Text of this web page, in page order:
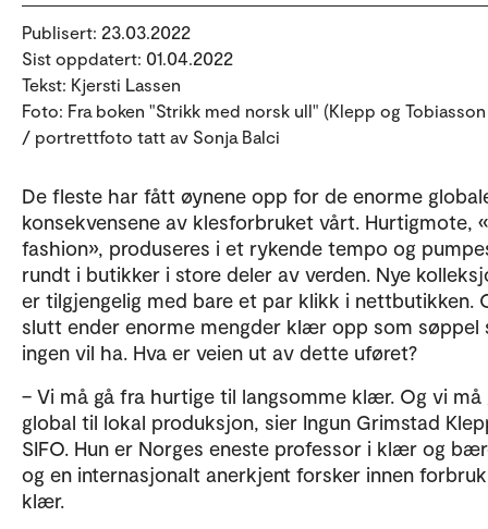
Publisert: 23.03.2022
Sist oppdatert: 01.04.2022
Tekst: Kjersti Lassen
Foto: Fra boken "Strikk med norsk ull" (Klepp og Tobiasson
/ portrettfoto tatt av Sonja Balci
De fleste har fått øynene opp for de enorme
konsekvensene av klesforbruket vårt. Hurtigmote,
fashion», produseres i et rykende tempo og
rundt i butikker i store deler av verden. Nye
er tilgjengelig med bare et par klikk i nettbutikken.
slutt ender enorme mengder klær opp som søppel
ingen vil ha. Hva er veien ut av dette uføret?
– Vi må gå fra hurtige til langsomme klær. Og vi må
global til lokal produksjon, sier Ingun Grimstad
SIFO. Hun er Norges eneste professor i klær og
og en internasjonalt anerkjent forsker innen
klær.